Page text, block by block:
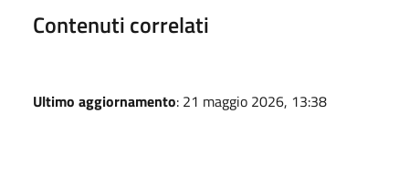
Contenuti correlati
Ultimo aggiornamento: 21 maggio 2026, 13:38